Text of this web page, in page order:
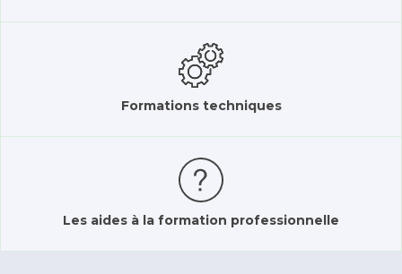
Formations techniques
Les aides à la formation professionnelle